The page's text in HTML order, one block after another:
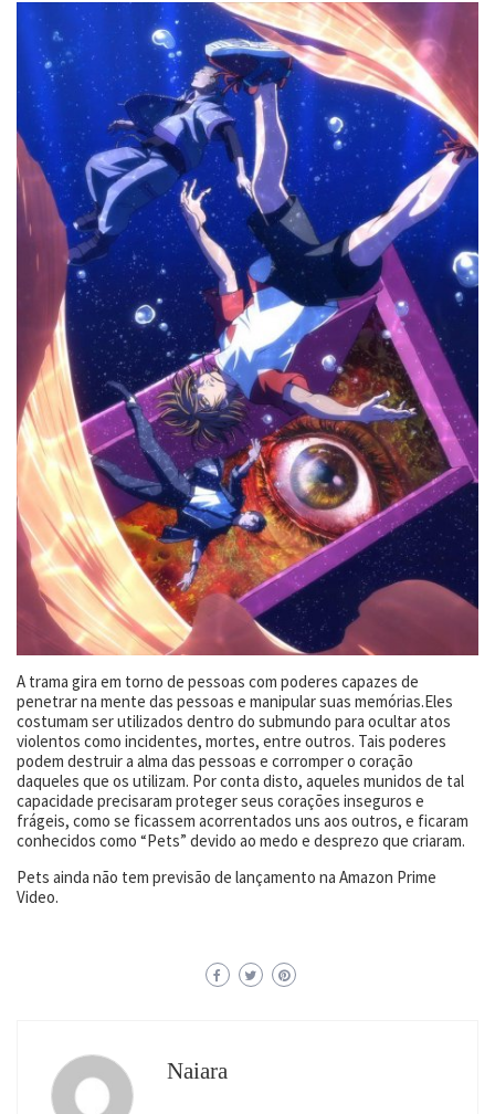
A trama gira em torno de pessoas com poderes capazes de
penetrar na mente das pessoas e manipular suas memórias.Eles
costumam ser utilizados dentro do submundo para ocultar atos
violentos como incidentes, mortes, entre outros. Tais poderes
podem destruir a alma das pessoas e corromper o coração
daqueles que os utilizam. Por conta disto, aqueles munidos de tal
capacidade precisaram proteger seus corações inseguros e
frágeis, como se ficassem acorrentados uns aos outros, e ficaram
conhecidos como “Pets” devido ao medo e desprezo que criaram.
Pets ainda não tem previsão de lançamento na Amazon Prime
Video.
Naiara